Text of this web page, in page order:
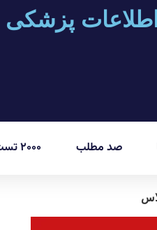
پزشکی
صد مطلب ۲۰۰۰ تست پلاس